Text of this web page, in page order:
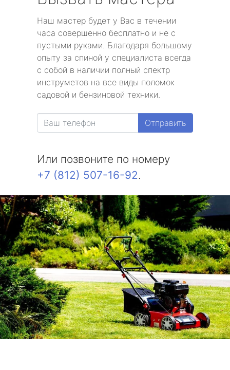
Наш мастер будет у Вас в течении
часа совершенно бесплатно и не с
пустыми руками. Благодаря большому
опыту за спиной у специалиста всегда
с собой в наличии полный спектр
инструметов на все виды поломок
садовой и бензиновой техники.
Отправить
Или позвоните по номеру
+7 (812) 507-16-92.